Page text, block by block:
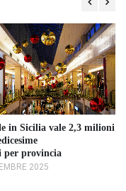
in Sicilia vale 2,3 milioni
per provincia
2025